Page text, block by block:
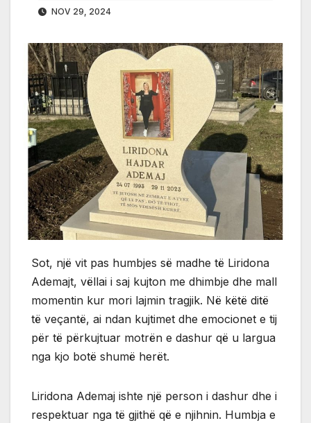
NOV 29, 2024
Sot, një vit pas humbjes së madhe të Liridona
Ademajt, vëllai i saj kujton me dhimbje dhe mall
momentin kur mori lajmin tragjik. Në këtë ditë
të veçantë, ai ndan kujtimet dhe emocionet e tij
për të përkujtuar motrën e dashur që u largua
nga kjo botë shumë herët.
Liridona Ademaj ishte një person i dashur dhe i
respektuar nga të gjithë që e njihnin. Humbja e